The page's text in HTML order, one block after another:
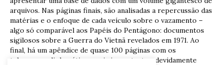
arquivos. Nas páginas finais, são analisadas a repercussão das
matérias e o enfoque de cada veículo sobre o vazamento –
algo só comparável aos Papéis do Pentágono: documentos
sigilosos sobre a Guerra do Vietnã revelados em 1971. Ao
final, há um apêndice de quase 100 páginas com os
telegramas diplomáticos mais importantes, devidamente